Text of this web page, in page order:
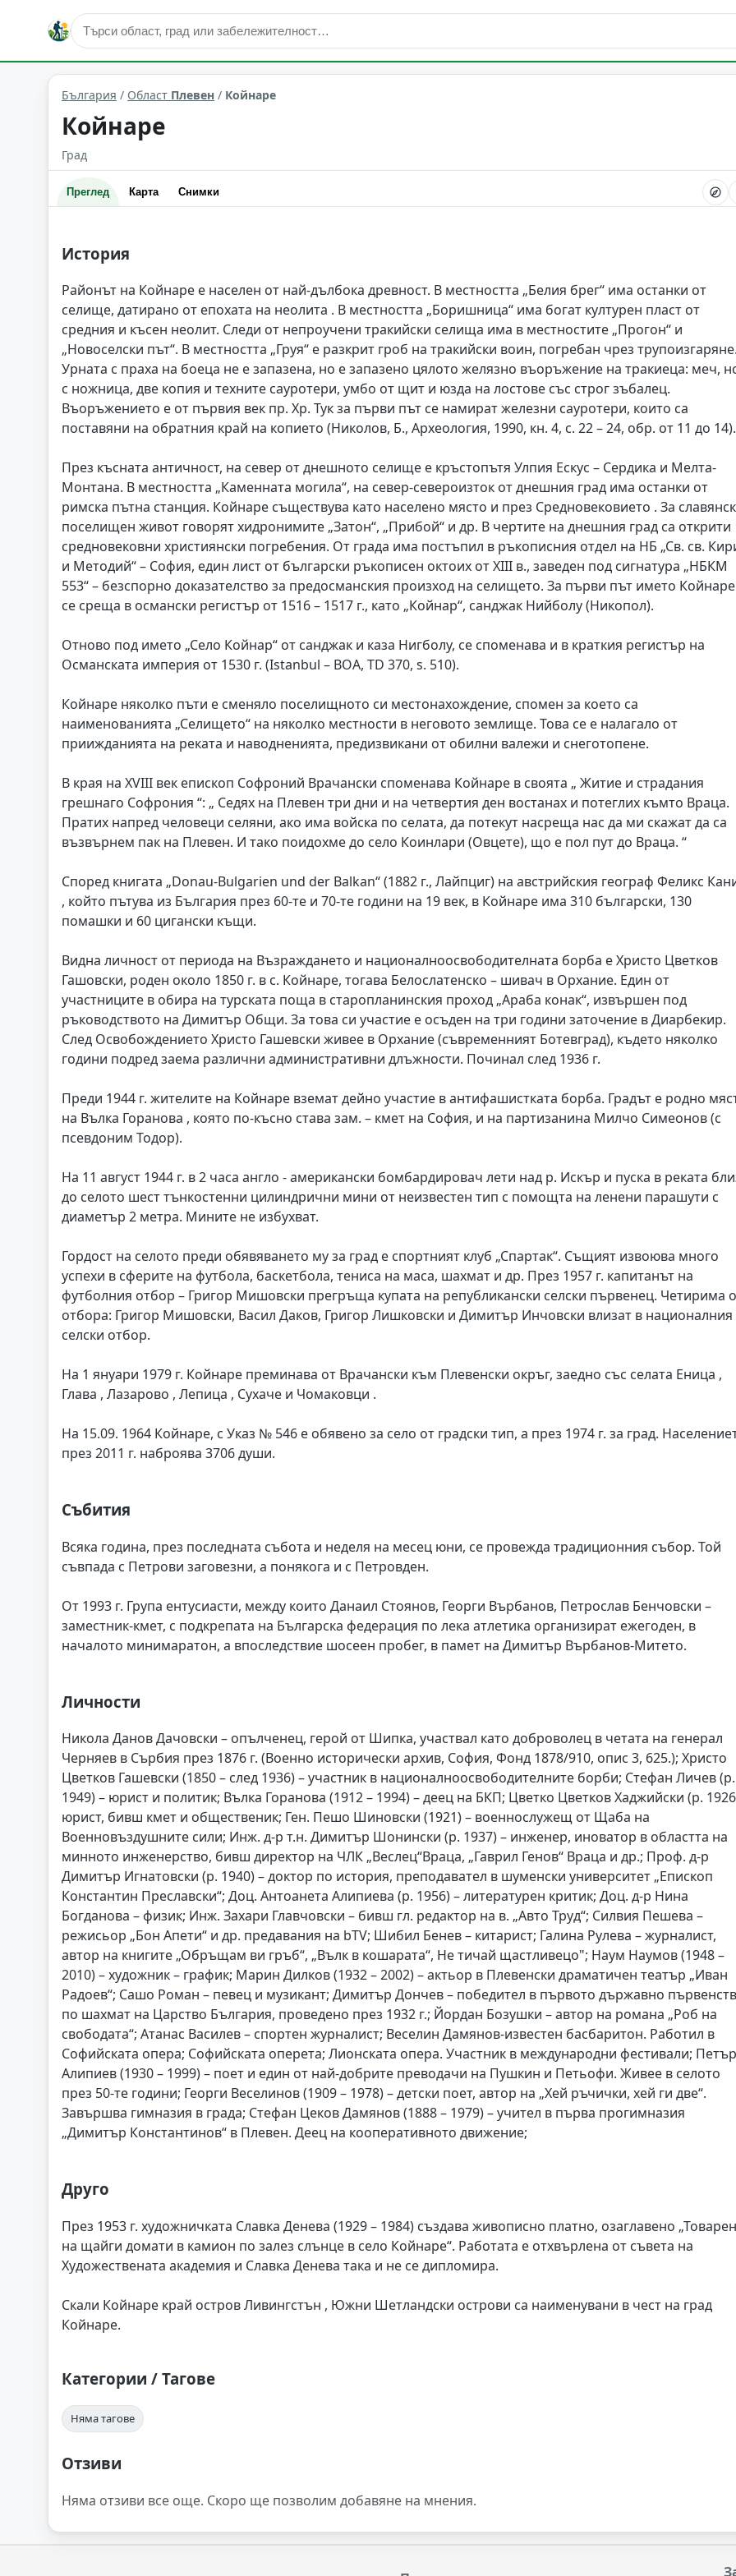
Койнаре Област: Плевен
България / Област Плевен / Койнаре
Койнаре
Град
Преглед Карта Снимки
История
Районът на Койнаре е населен от най-дълбока древност. В местността „Белия брег“ има останки от
селище, датирано от епохата на неолита . В местността „Боришница“ има богат културен пласт от
средния и късен неолит. Следи от непроучени тракийски селища има в местностите „Прогон“ и
„Новоселски път“. В местността „Груя“ е разкрит гроб на тракийски воин, погребан чрез
Урната с праха на боеца не е запазена, но е запазено цялото желязно въоръжение на тракиеца: меч,
с ножница, две копия и техните сауротери, умбо от щит и юзда на лостове със строг зъбалец.
Въоръжението е от първия век пр. Хр. Тук за първи път се намират железни сауротери, които са
поставяни на обратния край на копието (Николов, Б., Археология, 1990, кн. 4, с. 22 – 24, обр. от 11 до 14).
През късната античност, на север от днешното селище е кръстопътя Улпия Ескус – Сердика и Мелта-
Монтана. В местността „Каменната могила“, на север-североизток от днешния град има останки от
римска пътна станция. Койнаре съществува като населено място и през Средновековието . За
поселищен живот говорят хидронимите „Затон“, „Прибой“ и др. В чертите на днешния град са открити
средновековни християнски погребения. От града има постъпил в ръкописния отдел на НБ „Св. св.
и Методий“ – София, един лист от български ръкописен октоих от ХІІІ в., заведен под сигнатура „НБКМ
553“ – безспорно доказателство за предосманския произход на селището. За първи път името Койнаре
се среща в османски регистър от 1516 – 1517 г., като „Койнар“, санджак Нийболу (Никопол).
Отново под името „Село Койнар“ от санджак и каза Нигболу, се споменава и в краткия регистър на
Османската империя от 1530 г. (Istanbul – BOA, TD 370, s. 510).
Койнаре няколко пъти е сменяло поселищното си местонахождение, спомен за което са
наименованията „Селището“ на няколко местности в неговото землище. Това се е налагало от
приижданията на реката и наводненията, предизвикани от обилни валежи и снеготопене.
В края на XVIII век епископ Софроний Врачански споменава Койнаре в своята „ Житие и страдания
грешнаго Софрония “: „ Седях на Плевен три дни и на четвертия ден востанах и потеглих къмто Враца.
Пратих напред человеци селяни, ако има войска по селата, да потекут насреща нас да ми скажат да са
възвърнем пак на Плевен. И тако поидохме до село Коинлари (Овцете), що е пол пут до Враца. “
Според книгата „Donau-Bulgarien und der Balkan“ (1882 г., Лайпциг) на австрийския географ Феликс
, който пътува из България през 60-те и 70-те години на 19 век, в Койнаре има 310 български, 130
помашки и 60 цигански къщи.
Видна личност от периода на Възраждането и националноосвободителната борба е Христо Цветков
Гашовски, роден около 1850 г. в с. Койнаре, тогава Белослатенско – шивач в Орхание. Един от
участниците в обира на турската поща в старопланинския проход „Араба конак“, извършен под
ръководството на Димитър Общи. За това си участие е осъден на три години заточение в Диарбекир.
След Освобождението Христо Гашевски живее в Орхание (съвременният Ботевград), където няколко
години подред заема различни административни длъжности. Починал след 1936 г.
Преди 1944 г. жителите на Койнаре вземат дейно участие в антифашистката борба. Градът е родно
на Вълка Горанова , която по-късно става зам. – кмет на София, и на партизанина Милчо Симеонов (с
псевдоним Тодор).
На 11 август 1944 г. в 2 часа англо - американски бомбардировач лети над р. Искър и пуска в реката
до селото шест тънкостенни цилиндрични мини от неизвестен тип с помощта на ленени парашути с
диаметър 2 метра. Мините не избухват.
Гордост на селото преди обявяването му за град е спортният клуб „Спартак“. Същият извоюва много
успехи в сферите на футбола, баскетбола, тениса на маса, шахмат и др. През 1957 г. капитанът на
футболния отбор – Григор Мишовски прегръща купата на републикански селски първенец. Четирима
отбора: Григор Мишовски, Васил Даков, Григор Лишковски и Димитър Инчовски влизат в националния
селски отбор.
На 1 януари 1979 г. Койнаре преминава от Врачански към Плевенски окръг, заедно със селата Еница ,
Глава , Лазарово , Лепица , Сухаче и Чомаковци .
На 15.09. 1964 Койнаре, с Указ № 546 е обявено за село от градски тип, а през 1974 г. за град.
през 2011 г. наброява 3706 души.
Събития
Всяка година, през последната събота и неделя на месец юни, се провежда традиционния събор. Той
съвпада с Петрови заговезни, а понякога и с Петровден.
От 1993 г. Група ентусиасти, между които Данаил Стоянов, Георги Върбанов, Петрослав Бенчовски –
заместник-кмет, с подкрепата на Българска федерация по лека атлетика организират ежегоден, в
началото минимаратон, а впоследствие шосеен пробег, в памет на Димитър Върбанов-Митето.
Личности
Никола Данов Дачовски – опълченец, герой от Шипка, участвал като доброволец в четата на генерал
Черняев в Сърбия през 1876 г. (Военно исторически архив, София, Фонд 1878/910, опис 3, 625.); Христо
Цветков Гашевски (1850 – след 1936) – участник в националноосвободителните борби; Стефан Личев (р.
1949) – юрист и политик; Вълка Горанова (1912 – 1994) – деец на БКП; Цветко Цветков Хаджийски (р.
юрист, бивш кмет и общественик; Ген. Пешо Шиновски (1921) – военнослужещ от Щаба на
Военновъздушните сили; Инж. д-р т.н. Димитър Шонински (р. 1937) – инженер, иноватор в областта на
минното инженерство, бивш директор на ЧЛК „Веслец“Враца, „Гаврил Генов“ Враца и др.; Проф. д-р
Димитър Игнатовски (р. 1940) – доктор по история, преподавател в шуменски университет „Епископ
Константин Преславски“; Доц. Антоанета Алипиева (р. 1956) – литературен критик; Доц. д-р Нина
Богданова – физик; Инж. Захари Главчовски – бивш гл. редактор на в. „Авто Труд“; Силвия Пешева –
режисьор „Бон Апети“ и др. предавания на bTV; Шибил Бенев – китарист; Галина Рулева – журналист,
автор на книгите „Обръщам ви гръб“, „Вълк в кошарата“, Не тичай щастливецо"; Наум Наумов (1948 –
2010) – художник – график; Марин Дилков (1932 – 2002) – актьор в Плевенски драматичен театър „Иван
Радоев“; Сашо Роман – певец и музикант; Димитър Дончев – победител в първото държавно
по шахмат на Царство България, проведено през 1932 г.; Йордан Бозушки – автор на романа „Роб на
свободата“; Атанас Василев – спортен журналист; Веселин Дамянов-известен басбаритон. Работил в
Софийската опера; Софийската оперета; Лионската опера. Участник в международни фестивали; Петър
Алипиев (1930 – 1999) – поет и един от най-добрите преводачи на Пушкин и Петьофи. Живее в селото
през 50-те години; Георги Веселинов (1909 – 1978) – детски поет, автор на „Хей ръчички, хей ги две“.
Завършва гимназия в града; Стефан Цеков Дамянов (1888 – 1979) – учител в първа прогимназия
„Димитър Константинов“ в Плевен. Деец на кооперативното движение;
Друго
През 1953 г. художничката Славка Денева (1929 – 1984) създава живописно платно, озаглавено
на щайги домати в камион по залез слънце в село Койнаре“. Работата е отхвърлена от съвета на
Художествената академия и Славка Денева така и не се дипломира.
Скали Койнаре край остров Ливингстън , Южни Шетландски острови са наименувани в чест на град
Койнаре.
Категории / Тагове
Няма тагове
Отзиви
Няма отзиви все още. Скоро ще позволим добавяне на мнения.